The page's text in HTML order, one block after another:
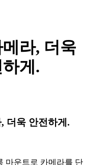
라, 더욱
게.
더욱 안전하게.
마운트로 카메라를 단